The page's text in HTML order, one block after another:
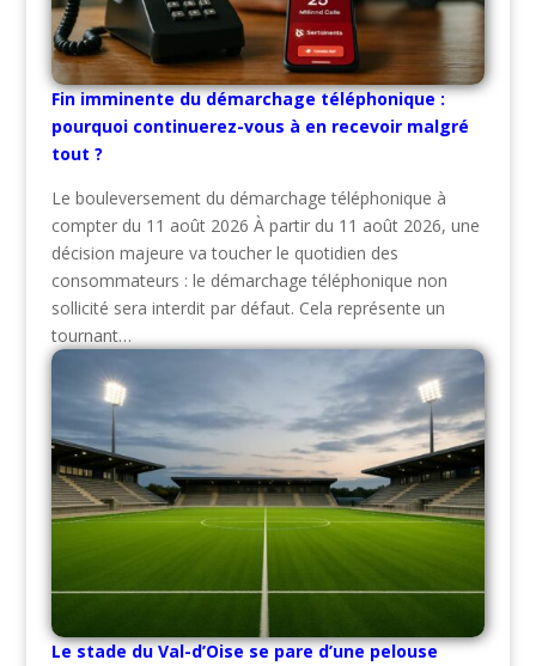
Fin imminente du démarchage téléphonique :
pourquoi continuerez-vous à en recevoir malgré
tout ?
Le bouleversement du démarchage téléphonique à
compter du 11 août 2026 À partir du 11 août 2026, une
décision majeure va toucher le quotidien des
consommateurs : le démarchage téléphonique non
sollicité sera interdit par défaut. Cela représente un
tournant…
Le stade du Val-d’Oise se pare d’une pelouse